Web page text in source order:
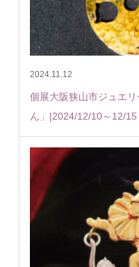
2024.11.12
個展大阪狭山市ジュエ
ん」|2024/12/10～12/15